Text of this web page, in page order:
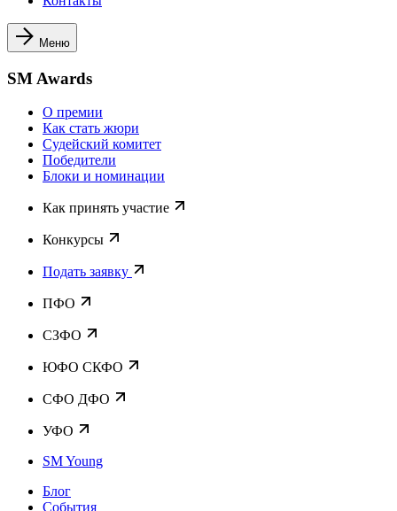
Меню
SM Awards
О премии
Как стать жюри
Судейский комитет
Победители
Блоки и номинации
Как принять участие
Конкурсы
Подать заявку
ПФО
СЗФО
ЮФО СКФО
CФО ДФО
УФО
SM Young
Блог
События